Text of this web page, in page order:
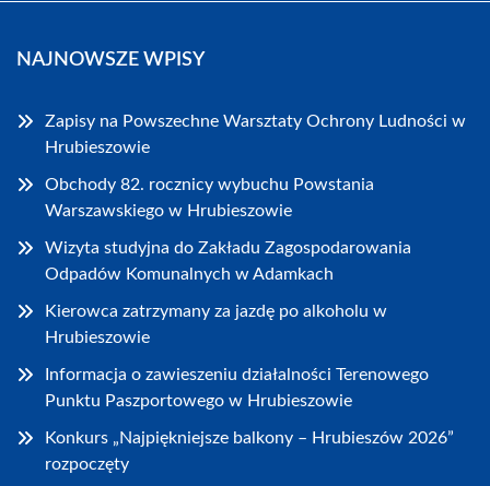
NAJNOWSZE WPISY
Zapisy na Powszechne Warsztaty Ochrony Ludności w
Hrubieszowie
Obchody 82. rocznicy wybuchu Powstania
Warszawskiego w Hrubieszowie
Wizyta studyjna do Zakładu Zagospodarowania
Odpadów Komunalnych w Adamkach
Kierowca zatrzymany za jazdę po alkoholu w
Hrubieszowie
Informacja o zawieszeniu działalności Terenowego
Punktu Paszportowego w Hrubieszowie
Konkurs „Najpiękniejsze balkony – Hrubieszów 2026”
rozpoczęty